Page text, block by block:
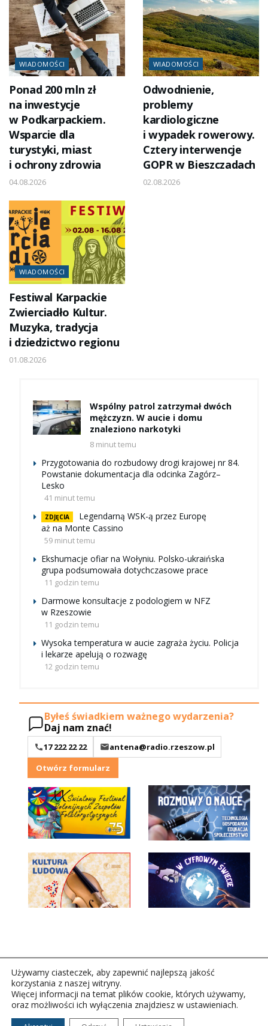
WIADOMOŚCI
Ponad 200 mln zł
na inwestycje
w Podkarpackiem.
Wsparcie dla
turystyki, miast
i ochrony zdrowia
04.08.2026
WIADOMOŚCI
Odwodnienie,
problemy
kardiologiczne
i wypadek rowerowy.
Cztery interwencje
GOPR w Bieszczadach
02.08.2026
WIADOMOŚCI
Festiwal Karpackie
Zwierciadło Kultur.
Muzyka, tradycja
i dziedzictwo regionu
01.08.2026
Wspólny patrol zatrzymał dwóch
mężczyzn. W aucie i domu
znaleziono narkotyki
8 minut temu
Przygotowania do rozbudowy drogi krajowej nr 84.
Powstanie dokumentacja dla odcinka Zagórz–
Lesko
41 minut temu
ZDJĘCIA
Legendarną WSK-ą przez Europę
aż na Monte Cassino
59 minut temu
Ekshumacje ofiar na Wołyniu. Polsko-ukraińska
grupa podsumowała dotychczasowe prace
11 godzin temu
Darmowe konsultacje z podologiem w NFZ
w Rzeszowie
11 godzin temu
Wysoka temperatura w aucie zagraża życiu. Policja
i lekarze apelują o rozwagę
12 godzin temu
Byłeś świadkiem ważnego wydarzenia?
Daj nam znać!
17 222 22 22
antena@radio.rzeszow.pl
Otwórz formularz
Copyright © 2026Polskie Radio Rzeszów S.A. w likwidacj.
Używamy ciasteczek, aby zapewnić najlepszą jakość
korzystania z naszej witryny.
Więcej informacji na temat plików cookie, których używamy,
oraz możliwości ich wyłączenia znajdziesz w ustawieniach.